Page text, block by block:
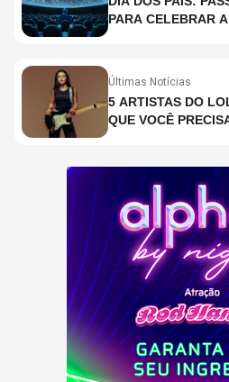
PARA CELEBRAR
Últimas Notícias
5 ARTISTAS DO
QUE VOCÊ